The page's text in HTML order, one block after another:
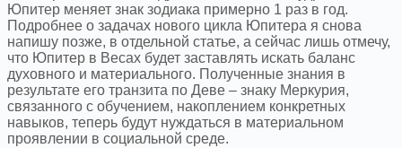
Юпитер меняет знак зодиака примерно 1 раз в год.
Подробнее о задачах нового цикла Юпитера я снова
напишу позже, в отдельной статье, а сейчас лишь отмечу,
что Юпитер в Весах будет заставлять искать баланс
духовного и материального. Полученные знания в
результате его транзита по Деве – знаку Меркурия,
связанного с обучением, накоплением конкретных
навыков, теперь будут нуждаться в материальном
проявлении в социальной среде.